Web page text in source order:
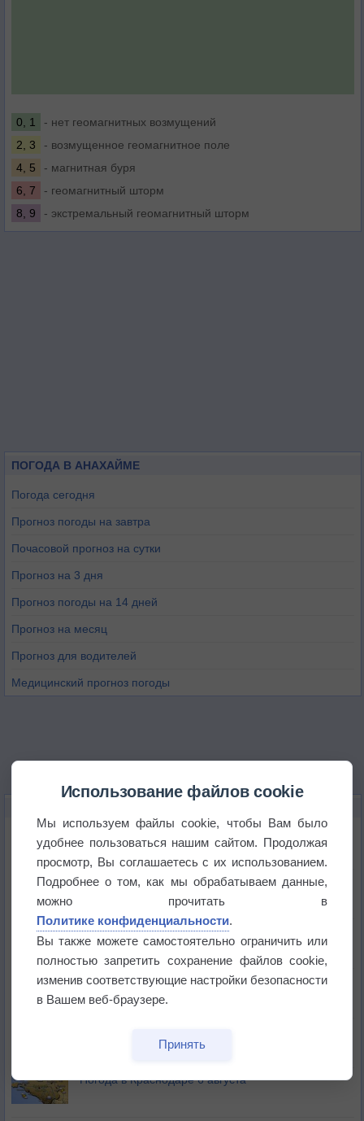
0, 1
- нет геомагнитных возмущений
2, 3
- возмущенное геомагнитное поле
4, 5
- магнитная буря
6, 7
- геомагнитный шторм
8, 9
- экстремальный геомагнитный шторм
ПОГОДА В АНАХАЙМЕ
Погода сегодня
Прогноз погоды на завтра
Почасовой прогноз на сутки
Прогноз на 3 дня
Прогноз погоды на 14 дней
Прогноз на месяц
Прогноз для водителей
Медицинский прогноз погоды
Приложение построит маршрут через тень
Атмосфера начала замерзать
В Приморье обнаружены морские волны тепла
Изменение климата повлияло на ареал обитания
бабочек
Погода в Краснодаре 6 августа
Использование файлов cookie
Мы используем файлы cookie, чтобы Вам было
удобнее пользоваться нашим сайтом. Продолжая
просмотр, Вы соглашаетесь с их использованием.
Подробнее о том, как мы обрабатываем данные,
можно прочитать в
Политике конфиденциальности.
Вы также можете самостоятельно ограничить или
полностью запретить сохранение файлов cookie,
изменив соответствующие настройки безопасности
в Вашем веб-браузере.
Принять